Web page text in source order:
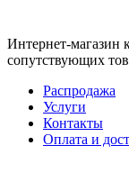
Интернет-магазин
сопутствующих
Распродажа
Услуги
Контакты
Оплата и